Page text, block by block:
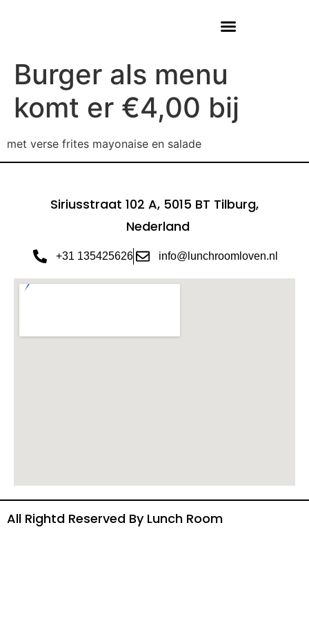
Burger als menu
komt er €4,00 bij
met verse frites mayonaise en salade
Siriusstraat 102 A, 5015 BT Tilburg,
Nederland
+31 135425626 info@lunchroomloven.nl
All Rightd Reserved By Lunch Room